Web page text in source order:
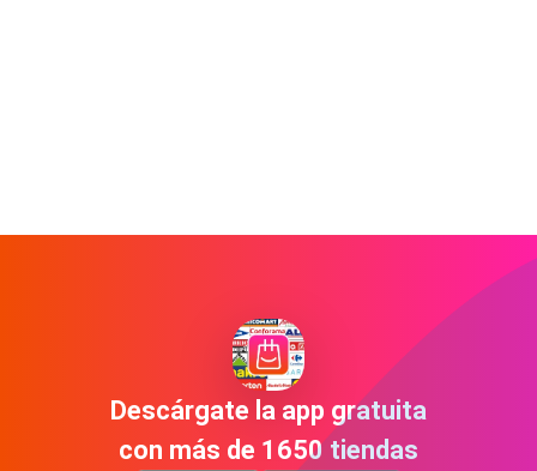
Descárgate la app gratuita
con más de 1650 tiendas